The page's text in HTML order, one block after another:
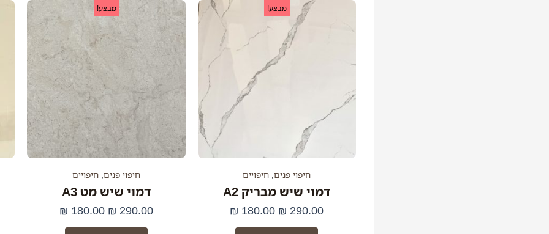
מבצע!
חיפוי פנים, חיפויים
דמוי שיש מבריק A2
290.00
₪
המחיר
המקורי
290.00 ₪.
180.00
₪
המחיר
הנוכחי
הוא:
180.00 ₪.
מבצע!
חיפוי פנים חיפויים
דמוי שיש מט A3
290.00
₪
המחיר
המקורי
היה:
290.00 ₪.
180.00
₪
המחיר
הנוכחי
הוא:
180.00 ₪.